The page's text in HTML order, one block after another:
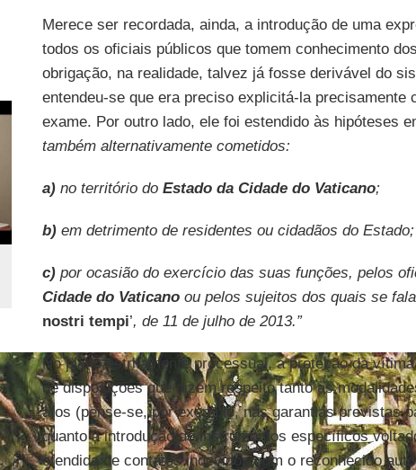
Merece ser recordada, ainda, a introdução de uma
todos os oficiais públicos que tomem conhecimento
obrigação, na realidade, talvez já fosse derivável do
entendeu-se que era preciso explicitá-la precisamente
exame. Por outro lado, ele foi estendido às hipóteses
também alternativamente cometidos:
a)no território do Estado da Cidade do Vaticano;
b)em detrimento de residentes ou cidadãos do Estado;
c)por ocasião do exercício das suas funções, pelos
Cidade do Vaticanoou pelos sujeitos dos quais se
nostri tempi’, de 11 de julho de 2013.”
No plano estritamente processual, a proteção da
de disposições que dizem respeito tanto às
atos (pense-se, por exemplo, nas garantias previstas
quanto à introdução de instrumentos específicos
ofendida de contatos indevidos com o reconhecido